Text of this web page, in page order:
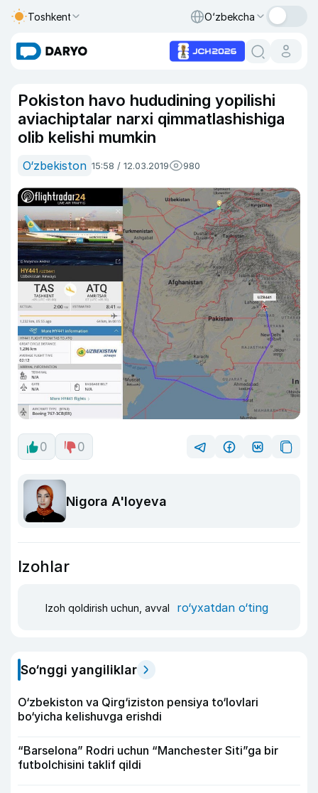
Toshkent O‘zbekcha
Pokiston havo hududining yopilishi
aviachiptalar narxi qimmatlashishiga
olib kelishi mumkin
O‘zbekiston 15:58 / 12.03.2019 980
0 0
Nigora A'loyeva
Izohlar
Izoh qoldirish uchun, avval ro‘yxatdan o‘ting
So‘nggi yangiliklar
O‘zbekiston va Qirg‘iziston pensiya to‘lovlari
bo‘yicha kelishuvga erishdi
“Barselona” Rodri uchun “Manchester Siti”ga bir
futbolchisini taklif qildi